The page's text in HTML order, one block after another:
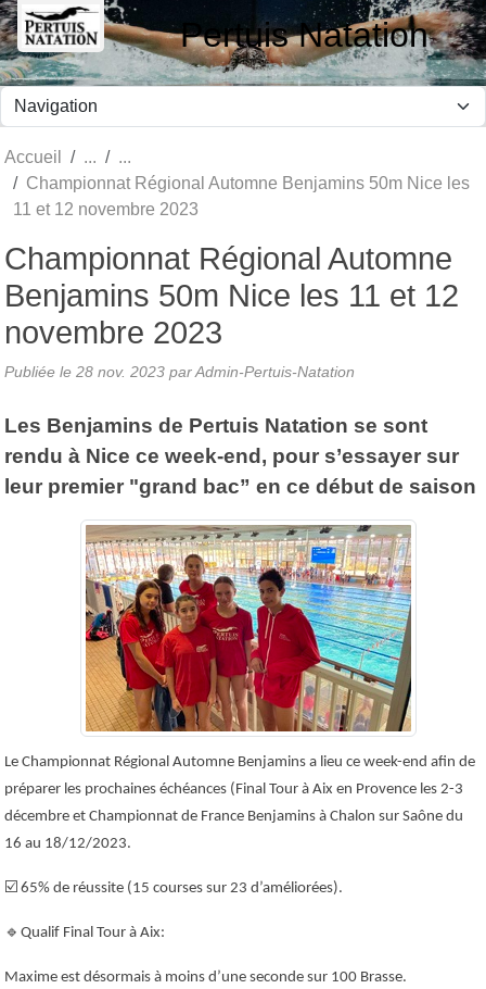
Pertuis Natation
Accueil
Championnat Régional Automne Benjamins 50m Nice les
11 et 12 novembre 2023
Championnat Régional Automne
Benjamins 50m Nice les 11 et 12
novembre 2023
Publiée le 28 nov. 2023 par Admin-Pertuis-Natation
Les Benjamins de Pertuis Natation se sont
rendu à Nice ce week-end, pour s’essayer sur
leur premier "grand bac” en ce début de saison
Le Championnat Régional Automne Benjamins a lieu ce week-end afin de
préparer les prochaines échéances (Final Tour à Aix en Provence les 2-3
décembre et Championnat de France Benjamins à Chalon sur Saône du
16 au 18/12/2023.
☑️ 65% de réussite (15 courses sur 23 d’améliorées).
🔹 Qualif Final Tour à Aix:
Maxime est désormais à moins d’une seconde sur 100 Brasse.
Panneau de gestion des cookies